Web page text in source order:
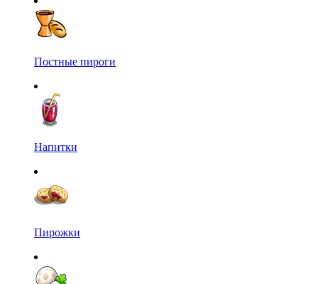
Постные пироги
Напитки
Пирожки